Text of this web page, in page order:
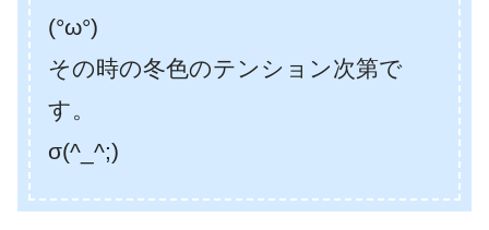
(°ω°)
その時の冬色のテンション次第で
す。
σ(^_^;)